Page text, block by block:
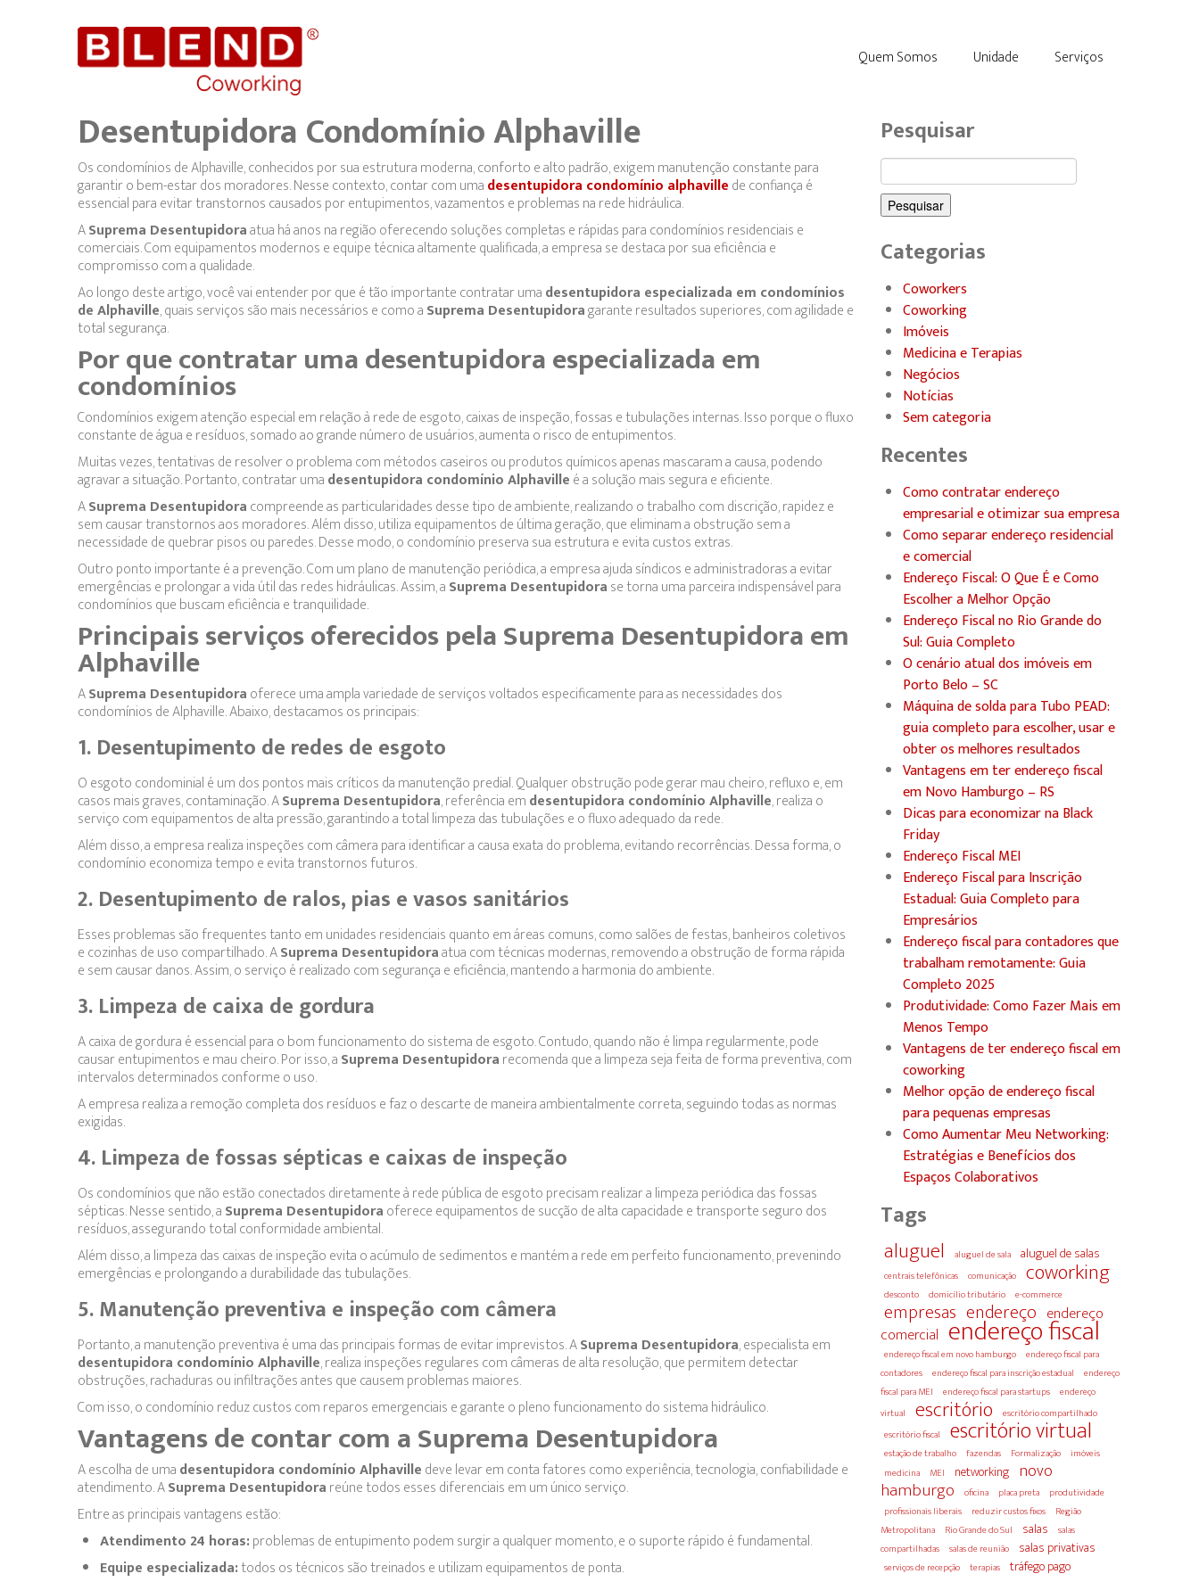
Quem Somos Unidade Serviços
Desentupidora Condomínio Alphaville
Os condomínios de Alphaville, conhecidos por sua estrutura moderna, conforto e alto padrão, exigem manutenção constante para
garantir o bem-estar dos moradores. Nesse contexto, contar com umadesentupidora condomínio alphavillede confiança é
essencial para evitar transtornos causados por entupimentos, vazamentos e problemas na rede hidráulica.
ASuprema Desentupidoraatua há anos na região oferecendo soluções completas e rápidas para condomínios residenciais e
comerciais. Com equipamentos modernos e equipe técnica altamente qualificada, a empresa se destaca por sua eficiência e
compromisso com a qualidade.
Ao longo deste artigo, você vai entender por que é tão importante contratar umadesentupidora especializada em condomínios
de Alphaville, quais serviços são mais necessários e como aSuprema Desentupidoragarante resultados superiores, com agilidade e
total segurança.
Por que contratar uma desentupidora especializada em
condomínios
Condomínios exigem atenção especial em relação à rede de esgoto, caixas de inspeção, fossas e tubulações internas. Isso porque o fluxo
constante de água e resíduos, somado ao grande número de usuários, aumenta o risco de entupimentos.
Muitas vezes, tentativas de resolver o problema com métodos caseiros ou produtos químicos apenas mascaram a causa, podendo
agravar a situação. Portanto, contratar umadesentupidora condomínio Alphavilleé a solução mais segura e eficiente.
ASuprema Desentupidoracompreende as particularidades desse tipo de ambiente, realizando o trabalho com discrição, rapidez e
sem causar transtornos aos moradores. Além disso, utiliza equipamentos de última geração, que eliminam a obstrução sem a
necessidade de quebrar pisos ou paredes. Desse modo, o condomínio preserva sua estrutura e evita custos extras.
Outro ponto importante é a prevenção. Com um plano de manutenção periódica, a empresa ajuda síndicos e administradoras a evitar
emergências e prolongar a vida útil das redes hidráulicas. Assim, aSuprema Desentupidorase torna uma parceira indispensável para
condomínios que buscam eficiência e tranquilidade.
Principais serviços oferecidos pela Suprema Desentupidora em
Alphaville
ASuprema Desentupidoraoferece uma ampla variedade de serviços voltados especificamente para as necessidades dos
condomínios de Alphaville. Abaixo, destacamos os principais:
1. Desentupimento de redes de esgoto
O esgoto condominial é um dos pontos mais críticos da manutenção predial. Qualquer obstrução pode gerar mau cheiro, refluxo e, em
casos mais graves, contaminação. ASuprema Desentupidora, referência emdesentupidora condomínio Alphaville, realiza o
serviço com equipamentos de alta pressão, garantindo a total limpeza das tubulações e o fluxo adequado da rede.
Além disso, a empresa realiza inspeções com câmera para identificar a causa exata do problema, evitando recorrências. Dessa forma, o
condomínio economiza tempo e evita transtornos futuros.
2. Desentupimento de ralos, pias e vasos sanitários
Esses problemas são frequentes tanto em unidades residenciais quanto em áreas comuns, como salões de festas, banheiros coletivos
e cozinhas de uso compartilhado. ASuprema Desentupidoraatua com técnicas modernas, removendo a obstrução de forma rápida
e sem causar danos. Assim, o serviço é realizado com segurança e eficiência, mantendo a harmonia do ambiente.
3. Limpeza de caixa de gordura
A caixa de gordura é essencial para o bom funcionamento do sistema de esgoto. Contudo, quando não é limpa regularmente, pode
causar entupimentos e mau cheiro. Por isso, aSuprema Desentupidorarecomenda que a limpeza seja feita de forma preventiva, com
intervalos determinados conforme o uso.
A empresa realiza a remoção completa dos resíduos e faz o descarte de maneira ambientalmente correta, seguindo todas as normas
exigidas.
4. Limpeza de fossas sépticas e caixas de inspeção
Os condomínios que não estão conectados diretamente à rede pública de esgoto precisam realizar a limpeza periódica das fossas
sépticas. Nesse sentido, aSuprema Desentupidoraoferece equipamentos de sucção de alta capacidade e transporte seguro dos
resíduos, assegurando total conformidade ambiental.
Além disso, a limpeza das caixas de inspeção evita o acúmulo de sedimentos e mantém a rede em perfeito funcionamento, prevenindo
emergências e prolongando a durabilidade das tubulações.
5. Manutenção preventiva e inspeção com câmera
Portanto, a manutenção preventiva é uma das principais formas de evitar imprevistos. ASuprema Desentupidora, especialista em
desentupidora condomínio Alphaville, realiza inspeções regulares com câmeras de alta resolução, que permitem detectar
obstruções, rachaduras ou infiltrações antes que causem problemas maiores.
Com isso, o condomínio reduz custos com reparos emergenciais e garante o pleno funcionamento do sistema hidráulico.
Vantagens de contar com a Suprema Desentupidora
A escolha de umadesentupidora condomínio Alphavilledeve levar em conta fatores como experiência, tecnologia, confiabilidade e
atendimento. ASuprema Desentupidorareúne todos esses diferenciais em um único serviço.
Entre as principais vantagens estão:
Atendimento 24 horas:problemas de entupimento podem surgir a qualquer momento, e o suporte rápido é fundamental.
Equipe especializada:todos os técnicos são treinados e utilizam equipamentos de ponta.
Pesquisar
Pesquisar
por:
Categorias
Coworkers
Coworking
Imóveis
Medicina e Terapias
Negócios
Notícias
Sem categoria
Recentes
Como contratar endereço
empresarial e otimizar sua empresa
Como separar endereço residencial
e comercial
Endereço Fiscal: O Que É e Como
Escolher a Melhor Opção
Endereço Fiscal no Rio Grande do
Sul: Guia Completo
O cenário atual dos imóveis em
Porto Belo – SC
Máquina de solda para Tubo PEAD:
guia completo para escolher, usar e
obter os melhores resultados
Vantagens em ter endereço fiscal
em Novo Hamburgo – RS
Dicas para economizar na Black
Friday
Endereço Fiscal MEI
Endereço Fiscal para Inscrição
Estadual: Guia Completo para
Empresários
Endereço fiscal para contadores que
trabalham remotamente: Guia
Completo 2025
Produtividade: Como Fazer Mais em
Menos Tempo
Vantagens de ter endereço fiscal em
coworking
Melhor opção de endereço fiscal
para pequenas empresas
Como Aumentar Meu Networking:
Estratégias e Benefícios dos
Espaços Colaborativos
Tags
aluguel aluguel de sala aluguel de salas
centrais telefônicas comunicação coworking
desconto domicílio tributário e-commerce
empresas endereço endereço
comercial endereço fiscal
endereço fiscal em novo hamburgo
endereço fiscal para
contadores
endereço fiscal para inscrição estadual
endereço
fiscal para MEI
endereço fiscal para startups
endereço
virtual
escritório
escritório compartilhado
escritório fiscal
escritório virtual
estação de trabalho fazendas Formalização
imóveis
medicina
MEI networking novo
hamburgo oficina placa preta
produtividade
profissionais liberais
reduzir custos fixos
Região
Metropolitana
Rio Grande do Sul salas
salas
compartilhadas
salas de reunião salas privativas
serviços de recepção terapias tráfego pago